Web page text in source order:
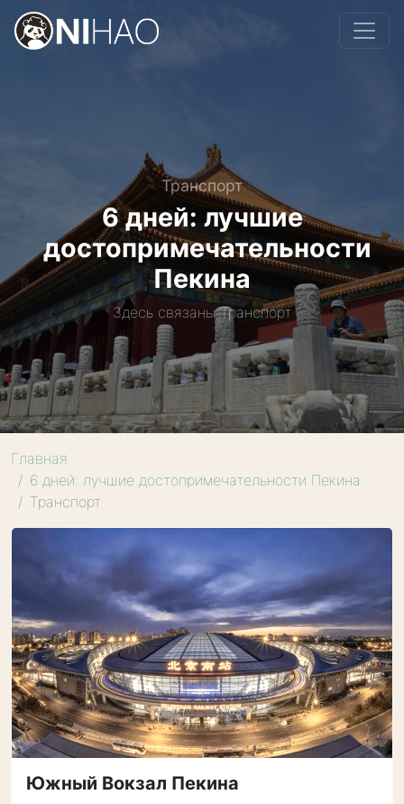
Транспорт
6 дней: лучшие
достопримечательности
Пекина
Здесь связаны Транспорт
Главная
6 дней: лучшие достопримечательности Пекина
Транспорт
Южный Вокзал Пекина